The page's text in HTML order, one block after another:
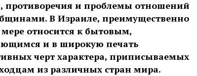
противоречия и проблемы отношений
В Израиле, преимущественно
мере относится к бытовым,
и в широкую печать
черт характера, приписываемых
из различных стран мира.